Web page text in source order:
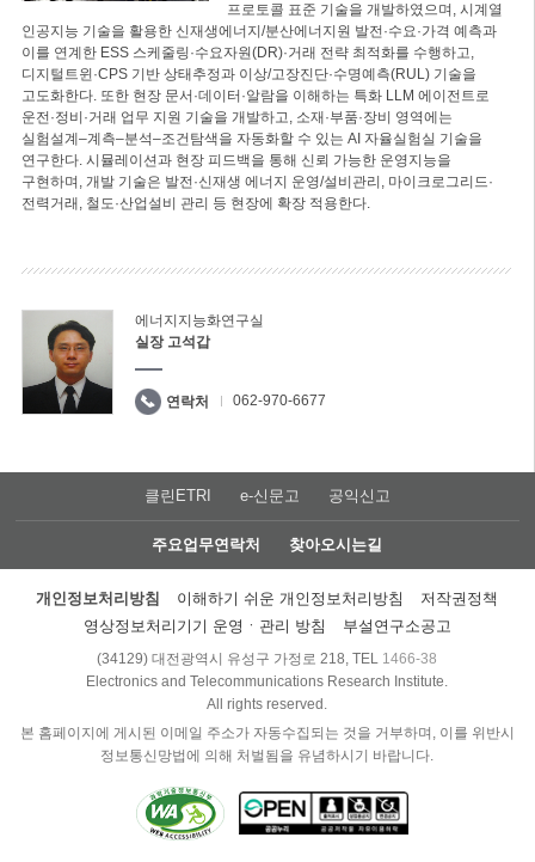
프로토콜 표준 기술을 개발하였으며, 시계열
인공지능 기술을 활용한 신재생에너지/분산에너지원 발전·수요·가격 예측과
이를 연계한 ESS 스케줄링·수요자원(DR)·거래 전략 최적화를 수행하고,
디지털트윈·CPS 기반 상태추정과 이상/고장진단·수명예측(RUL) 기술을
고도화한다. 또한 현장 문서·데이터·알람을 이해하는 특화 LLM 에이전트로
운전·정비·거래 업무 지원 기술을 개발하고, 소재·부품·장비 영역에는
실험설계–계측–분석–조건탐색을 자동화할 수 있는 AI 자율실험실 기술을
연구한다. 시뮬레이션과 현장 피드백을 통해 신뢰 가능한 운영지능을
구현하며, 개발 기술은 발전·신재생 에너지 운영/설비관리, 마이크로그리드·
전력거래, 철도·산업설비 관리 등 현장에 확장 적용한다.
에너지지능화연구실
실장 고석갑
연락처 062-970-6677
클린ETRI e-신문고 공익신고
주요업무연락처 찾아오시는길
개인정보처리방침 이해하기 쉬운 개인정보처리방침
저작권정책
영상정보처리기기 운영ㆍ관리 방침
부설연구소공고
(34129) 대전광역시 유성구 가정로 218, TEL 1466-38
Electronics and Telecommunications Research Institute.
All rights reserved.
본 홈페이지에 게시된 이메일 주소가 자동수집되는 것을 거부하며, 이를 위반시
정보통신망법에 의해 처벌됨을 유념하시기 바랍니다.